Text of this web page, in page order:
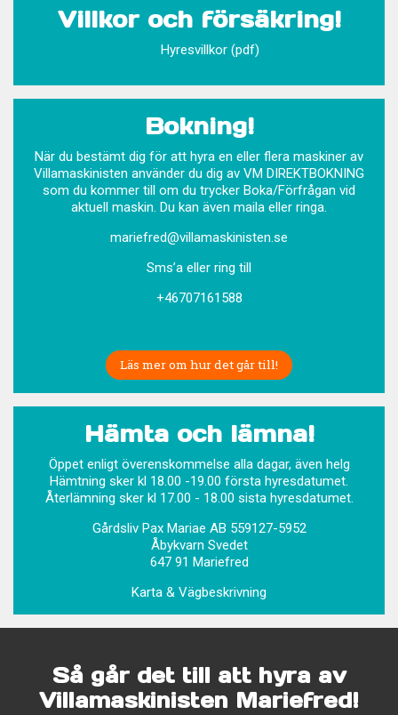
Villkor och försäkring!
Hyresvillkor (pdf)
Bokning!
När du bestämt dig för att hyra en eller flera maskiner av
Villamaskinisten använder du dig av VM DIREKTBOKNING
som du kommer till om du trycker Boka/Förfrågan vid
aktuell maskin. Du kan även maila eller ringa.
mariefred@villamaskinisten.se
Sms’a eller ring till
+46707161588
Läs mer om hur det går till!
Hämta och lämna!
Öppet enligt överenskommelse alla dagar, även helg
Hämtning sker kl 18.00 -19.00 första hyresdatumet.
Återlämning sker kl 17.00 - 18.00 sista hyresdatumet.
Gårdsliv Pax Mariae AB 559127-5952
Åbykvarn Svedet
647 91 Mariefred
Karta & Vägbeskrivning
Så går det till att hyra av
Villamaskinisten Mariefred!